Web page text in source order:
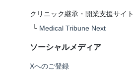
クリニック継承・開業支援サイト
└ Medical Tribune Next
ソーシャルメディア
Xへのご登録